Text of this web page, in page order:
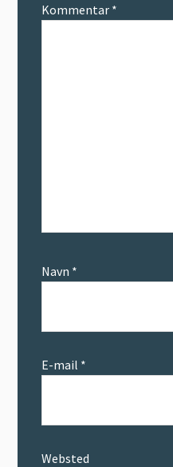
Kommentar *
Navn *
E-mail *
Websted